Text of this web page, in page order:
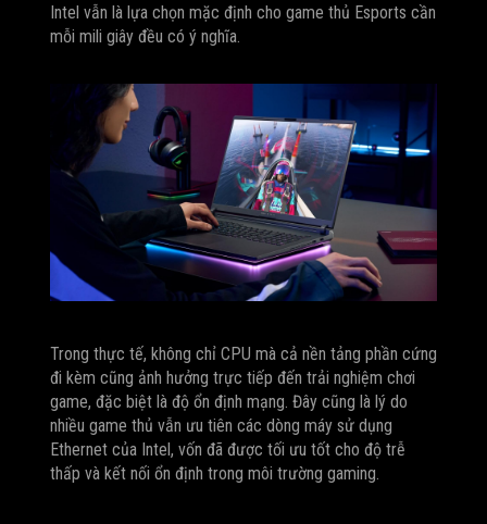
Intel vẫn là lựa chọn mặc định cho game thủ Esports cần
mỗi mili giây đều có ý nghĩa.
Trong thực tế, không chỉ CPU mà cả nền tảng phần cứng
đi kèm cũng ảnh hưởng trực tiếp đến trải nghiệm chơi
game, đặc biệt là độ ổn định mạng. Đây cũng là lý do
nhiều game thủ vẫn ưu tiên các dòng máy sử dụng
Ethernet của Intel, vốn đã được tối ưu tốt cho độ trễ
thấp và kết nối ổn định trong môi trường gaming.